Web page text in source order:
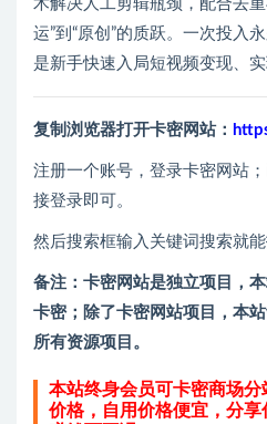
术解决人工剪辑瓶颈，配合去
运”到“原创”的质跃。一次投入
是新手快速入局短视频变现、
复制浏览器打开卡密网站：
注册一个账号，登录卡密网站
接登录即可。
然后搜索框输入关键词搜索就
备注：卡密网站是独立项目，
卡密；除了卡密网站项目，本
所有资源项目。
本站终身会员可卡密商场
价格，自用价格便宜，分享